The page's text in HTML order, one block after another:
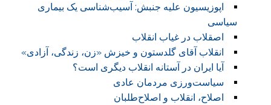
اپوزیسیون علیه جنبش: آسیب‌شناسی یک بیماری
سیاسی
اصقلاب در غیاب انقلاب
انقلاب آقای گلدستون و خیزش «زن، زندگی، آزادی»
آیا ایران در آستانه انقلاب دیگری است؟
سیاست‌ورزی مردمان عادی
اصلاح، انقلاب و اصلاح‌طلبان